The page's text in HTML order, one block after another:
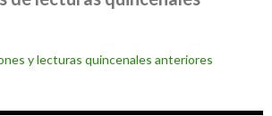
y lecturas quincenales anteriores